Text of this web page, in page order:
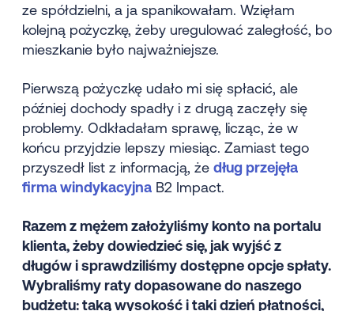
ze spółdzielni, a ja spanikowałam. Wzięłam
kolejną pożyczkę, żeby uregulować zaległość, bo
mieszkanie było najważniejsze.
Pierwszą pożyczkę udało mi się spłacić, ale
później dochody spadły i z drugą zaczęły się
problemy. Odkładałam sprawę, licząc, że w
końcu przyjdzie lepszy miesiąc. Zamiast tego
przyszedł list z informacją, że dług przejęła
firma windykacyjna B2 Impact.
Razem z mężem założyliśmy konto na portalu
klienta, żeby dowiedzieć się, jak wyjść z
długów i sprawdziliśmy dostępne opcje spłaty.
Wybraliśmy raty dopasowane do naszego
budżetu: taką wysokość i taki dzień płatności,